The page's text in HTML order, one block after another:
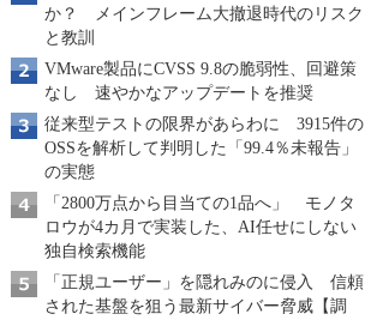
か？ メインフレーム大撤退時代のリスク
と教訓
VMware製品にCVSS 9.8の脆弱性、回避策
なし 速やかなアップデートを推奨
従来型テストの限界があらわに 3915件の
OSSを解析して判明した「99.4％未報告」
の実態
「2800万点から目当ての1品へ」 モノタ
ロウが4カ月で実装した、AI任せにしない
独自検索機能
「正規ユーザー」を隠れみのに侵入 信頼
された基盤を狙う最新サイバー脅威【調